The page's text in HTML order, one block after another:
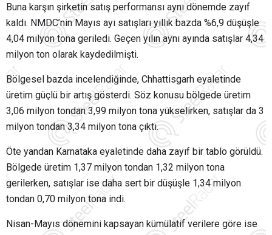
Buna karşın şirketin satış performansı aynı dönemde zayıf
kaldı. NMDC’nin Mayıs ayı satışları yıllık bazda %6,9 düşüşle
4,04 milyon tona geriledi. Geçen yılın aynı ayında satışlar 4,34
milyon ton olarak kaydedilmişti.
Bölgesel bazda incelendiğinde, Chhattisgarh eyaletinde
üretim güçlü bir artış gösterdi. Söz konusu bölgede üretim
3,06 milyon tondan 3,99 milyon tona yükselirken, satışlar da 3
milyon tondan 3,34 milyon tona çıktı.
Öte yandan Karnataka eyaletinde daha zayıf bir tablo görüldü.
Bölgede üretim 1,37 milyon tondan 1,32 milyon tona
gerilerken, satışlar ise daha sert bir düşüşle 1,34 milyon
tondan 0,70 milyon tona indi.
Nisan-Mayıs dönemini kapsayan kümülatif verilere göre ise